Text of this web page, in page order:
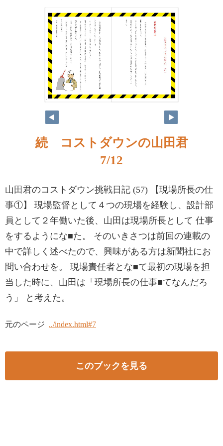
8
続 コストダウンの山田君
7/12
山田君のコストダウン挑戦日記 (57) 【現場所⾧の仕
事①】 現場監督として４つの現場を経験し、設計部
員として２年働いた後、山田は現場所⾧として 仕事
をするようにな■た。 そのいきさつは前回の連載の
中で詳しく述べたので、興味がある方は新聞社にお
問い合わせを。 現場責任者とな■て最初の現場を担
当した時に、山田は「現場所⾧の仕事■てなんだろ
う」 と考えた。
元のページ ../index.html#7
このブックを見る